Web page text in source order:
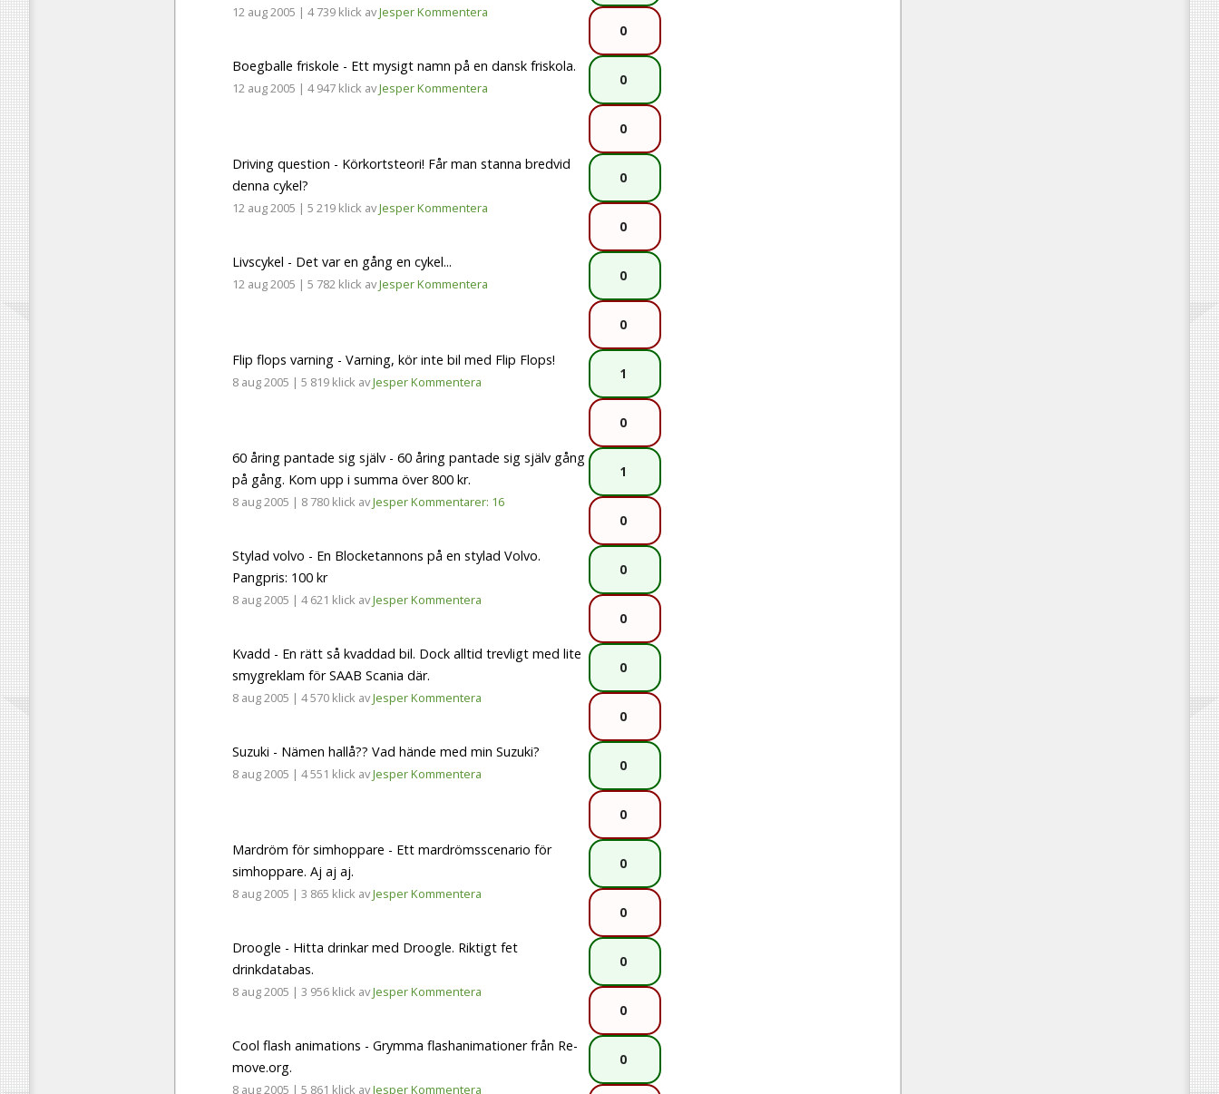
12 aug 2005 | 4 739 klick avJesperKommentera
0
Boegballe friskole - Ett mysigt namn på en dansk friskola.
12 aug 2005 | 4 947 klick avJesperKommentera 0
0
Driving question - Körkortsteori! Får man stanna bredvid
denna cykel?
12 aug 2005 | 5 219 klick avJesperKommentera
0
0
Livscykel - Det var en gång en cykel...
12 aug 2005 | 5 782 klick avJesperKommentera 0
0
Flip flops varning - Varning, kör inte bil med Flip Flops!
8 aug 2005 | 5 819 klick avJesperKommentera 1
0
60 åring pantade sig själv - 60 åring pantade sig själv gång
på gång. Kom upp i summa över 800 kr.
8 aug 2005 | 8 780 klick avJesperKommentarer: 16
1
0
Stylad volvo - En Blocketannons på en stylad Volvo.
Pangpris: 100 kr
8 aug 2005 | 4 621 klick avJesperKommentera
0
0
Kvadd - En rätt så kvaddad bil. Dock alltid trevligt med lite
smygreklam för SAAB Scania där.
8 aug 2005 | 4 570 klick avJesperKommentera
0
0
Suzuki - Nämen hallå?? Vad hände med min Suzuki?
8 aug 2005 | 4 551 klick avJesperKommentera 0
0
Mardröm för simhoppare - Ett mardrömsscenario för
simhoppare. Aj aj aj.
8 aug 2005 | 3 865 klick avJesperKommentera
0
0
Droogle - Hitta drinkar med Droogle. Riktigt fet
drinkdatabas.
8 aug 2005 | 3 956 klick avJesperKommentera
0
0
Cool flash animations - Grymma flashanimationer från Re-
move.org.
8 aug 2005 | 5 861 klick avJesperKommentera
0